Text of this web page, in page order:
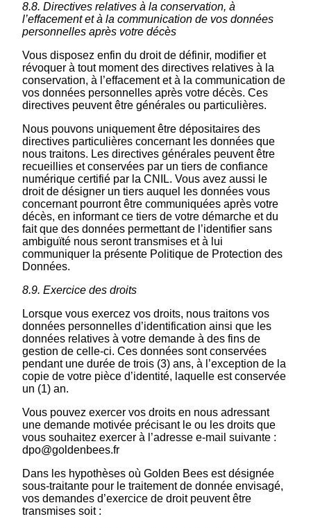
8.8. Directives relatives à la conservation, à
l’effacement et à la communication de vos données
personnelles après votre décès
Vous disposez enfin du droit de définir, modifier et
révoquer à tout moment des directives relatives à la
conservation, à l’effacement et à la communication de
vos données personnelles après votre décès. Ces
directives peuvent être générales ou particulières.
Nous pouvons uniquement être dépositaires des
directives particulières concernant les données que
nous traitons. Les directives générales peuvent être
recueillies et conservées par un tiers de confiance
numérique certifié par la CNIL. Vous avez aussi le
droit de désigner un tiers auquel les données vous
concernant pourront être communiquées après votre
décès, en informant ce tiers de votre démarche et du
fait que des données permettant de l’identifier sans
ambiguïté nous seront transmises et à lui
communiquer la présente Politique de Protection des
Données.
8.9. Exercice des droits
Lorsque vous exercez vos droits, nous traitons vos
données personnelles d’identification ainsi que les
données relatives à votre demande à des fins de
gestion de celle-ci. Ces données sont conservées
pendant une durée de trois (3) ans, à l’exception de la
copie de votre pièce d’identité, laquelle est conservée
un (1) an.
Vous pouvez exercer vos droits en nous adressant
une demande motivée précisant le ou les droits que
vous souhaitez exercer à l’adresse e-mail suivante :
dpo@goldenbees.fr
Dans les hypothèses où Golden Bees est désignée
sous-traitante pour le traitement de donnée envisagé,
vos demandes d’exercice de droit peuvent être
transmises soit :